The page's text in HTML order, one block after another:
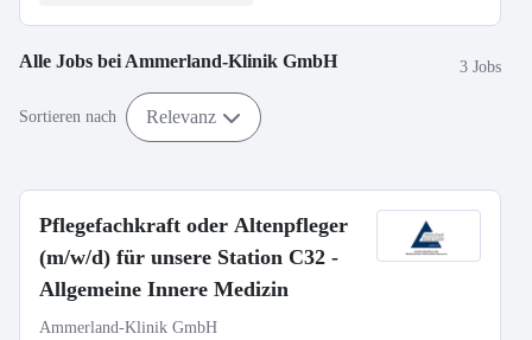
Alle Jobs bei Ammerland-Klinik GmbH 3 Jobs
Sortieren nach Relevanz
Pflegefachkraft oder Altenpfleger
(m/w/d) für unsere Station C32 -
Allgemeine Innere Medizin
Ammerland-Klinik GmbH